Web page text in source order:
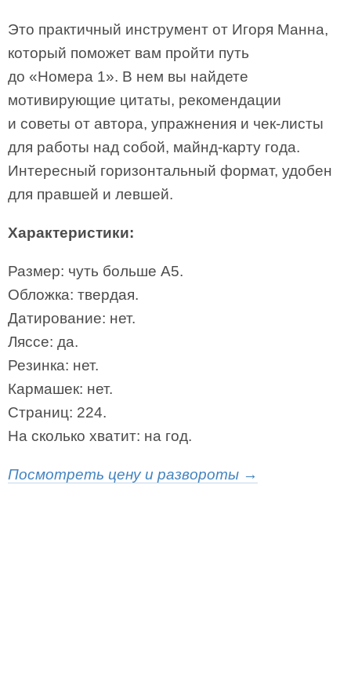
Это практичный инструмент от Игоря Манна,
который поможет вам пройти путь
до «Номера 1». В нем вы найдете
мотивирующие цитаты, рекомендации
и советы от автора, упражнения и чек-листы
для работы над собой, майнд-карту года.
Интересный горизонтальный формат, удобен
для правшей и левшей.
Характеристики:
Размер: чуть больше А5.
Обложка: твердая.
Датирование: нет.
Ляссе: да.
Резинка: нет.
Кармашек: нет.
Страниц: 224.
На сколько хватит: на год.
Посмотреть цену и развороты →